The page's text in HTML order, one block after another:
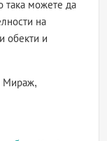
така можете да
на
обекти и
Мираж,